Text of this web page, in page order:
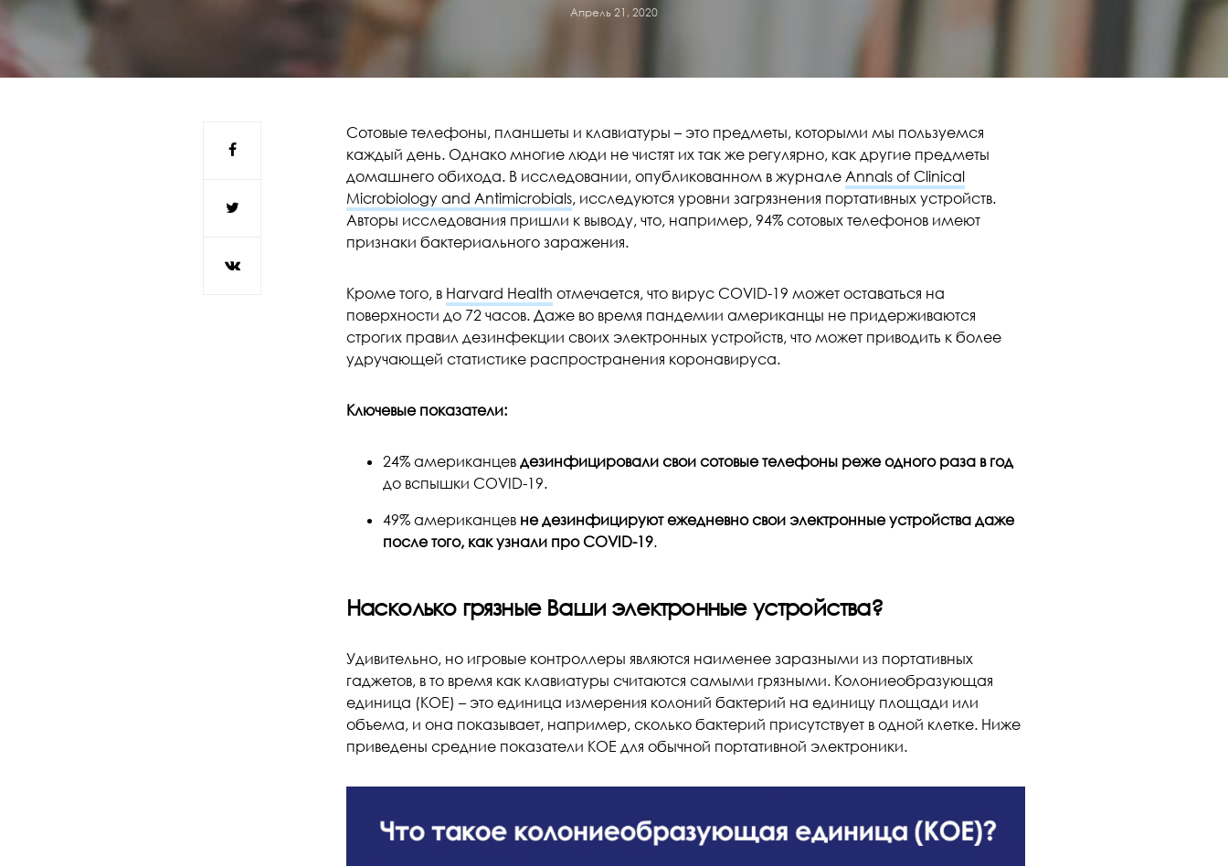
Апрель 21, 2020
Сотовые телефоны, планшеты и клавиатуры – это предметы, которыми мы пользуемся
каждый день. Однако многие люди не чистят их так же регулярно, как другие предметы
домашнего обихода. В исследовании, опубликованном в журнале Annals of Clinical
Microbiology and Antimicrobials, исследуются уровни загрязнения портативных устройств.
Авторы исследования пришли к выводу, что, например, 94% сотовых телефонов имеют
признаки бактериального заражения.
Кроме того, в Harvard Health отмечается, что вирус COVID-19 может оставаться на
поверхности до 72 часов. Даже во время пандемии американцы не придерживаются
строгих правил дезинфекции своих электронных устройств, что может приводить к более
удручающей статистике распространения коронавируса.
Ключевые показатели:
24% американцев дезинфицировали свои сотовые телефоны реже одного раза в год
до вспышки COVID-19.
49% американцев не дезинфицируют ежедневно свои электронные устройства даже
после того, как узнали про COVID-19.
Насколько грязные Ваши электронные устройства?
Удивительно, но игровые контроллеры являются наименее заразными из портативных
гаджетов, в то время как клавиатуры считаются самыми грязными. Колониеобразующая
единица (КОЕ) – это единица измерения колоний бактерий на единицу площади или
объема, и она показывает, например, сколько бактерий присутствует в одной клетке. Ниже
приведены средние показатели КОЕ для обычной портативной электроники.